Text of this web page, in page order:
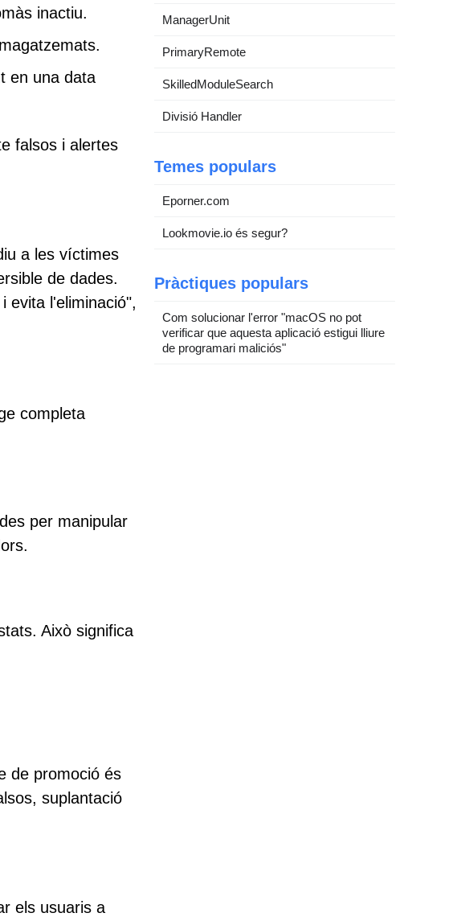
inactiu.
en una data
falsos i alertes
a les víctimes
de dades.
evita l'eliminació",
completa
per manipular
Això significa
de promoció és
suplantació
els usuaris a
ManagerUnit
PrimaryRemote
SkilledModuleSearch
Divisió Handler
Temes populars
Eporner.com
Lookmovie.io és segur?
Pràctiques populars
Com solucionar l'error "macOS no pot
verificar que aquesta aplicació estigui lliure
de programari maliciós"